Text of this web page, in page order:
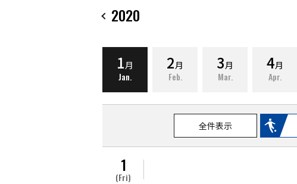
2020
1月
Jan.
2月
Feb.
3月
Mar.
4月
Apr.
全件表示
1
(Fri)